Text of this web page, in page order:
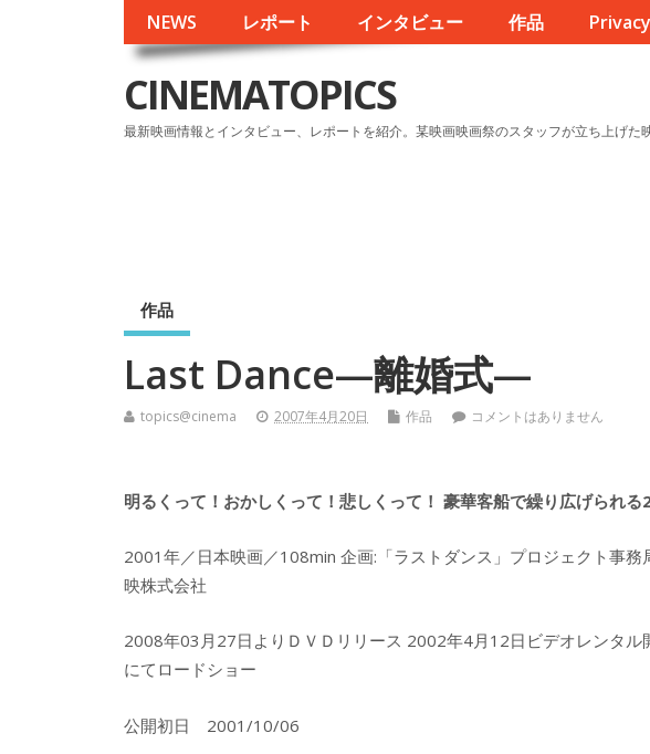
NEWS レポート インタビュー 作品 Privacy
CINEMATOPICS
最新映画情報とインタビュー、レポートを紹介。某映画映画祭のスタッフが立ち上げた
作品
Last Dance—離婚式—
topics@cinema 2007年4月20日 作品 コメントはありません
明るくって！おかしくって！悲しくって！ 豪華客船で繰り広げられる
2001年／日本映画／108min 企画:「ラストダンス」プロジェクト事
映株式会社
2008年03月27日よりＤＶＤリリース 2002年4月12日ビデオレンタ
にてロードショー
公開初日 2001/10/06